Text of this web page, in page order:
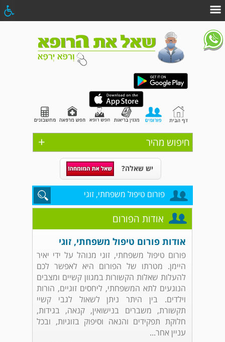
+ חיפוש מהיר
יש שאלה?
פורום טיפול משפחתי, זוגי
אודות הפורום
אודות פורום טיפול משפחתי, זוגי
פורום טיפול משפחתי, זוגי מנוהל על ידי יאיר
היימן. מטרתו של הפורום היא לאפשר לכם
להעלות שאלות הקשורות במגוון קשיים ומצבים
הנוגעים לתא המשפחתי, ליחסים זוגיים, הורות
וילדים. בין היתר ניתן לשאול לגבי קשיי
תקשורת, משברים בנישואין, קנאה, בגידות,
חלוקת תפקידים והנאה וסיפוק בזוגיות, ובכל
עניין אחר...